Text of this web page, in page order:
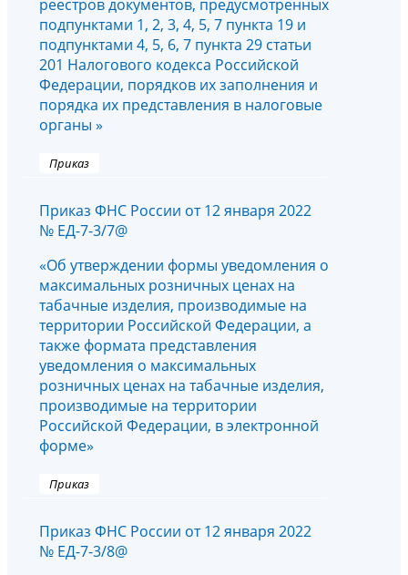
реестров документов, предусмотренных
подпунктами 1, 2, 3, 4, 5, 7 пункта 19 и
подпунктами 4, 5, 6, 7 пункта 29 статьи
201 Налогового кодекса Российской
Федерации, порядков их заполнения и
порядка их представления в налоговые
органы »
Приказ
Приказ ФНС России от 12 января 2022
№ ЕД-7-3/7@
«Об утверждении формы уведомления о
максимальных розничных ценах на
табачные изделия, производимые на
территории Российской Федерации, а
также формата представления
уведомления о максимальных
розничных ценах на табачные изделия,
производимые на территории
Российской Федерации, в электронной
форме»
Приказ
Приказ ФНС России от 12 января 2022
№ ЕД-7-3/8@